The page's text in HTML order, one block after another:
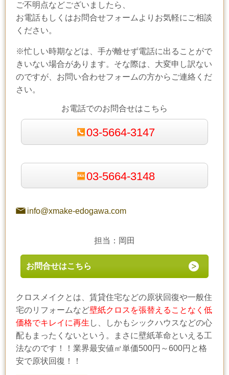
ご不明点などございましたら、
お電話もしくはお問合せフォームよりお気軽にご相談
ください。
※忙しい時期などは、手が離せず電話に出ることがで
きいない場合があります。そな際は、大変申し訳ない
のですが、お問い合わせフォームの方からご連絡くだ
さい。
お電話でのお問合せはこちら
03-5664-3147
03-5664-3148
info@xmake-edogawa.com
担当：岡田
お問合せはこちら
クロスメイクとは、賃貸住宅などの原状回復や一般住
宅のリフォームなど壁紙クロスを張替えることなく低
価格でキレイに再生 し、しかもシックハウスなどの心
配もまったくないという。まさに壁紙革命といえる工
法なのです！！業界最安値㎡単価500円～600円と格
安で原状回復！！